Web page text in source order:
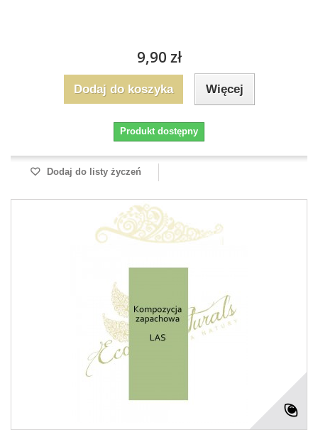
9,90 zł
Dodaj do koszyka Więcej
Produkt dostępny
Dodaj do listy życzeń